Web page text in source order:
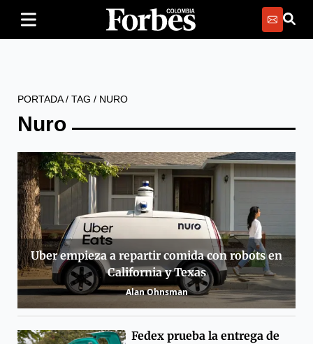
PORTADA/ TAG / NURO
Nuro
Uber empieza a repartir comida con robots en
California y Texas
Alan Ohnsman
Fedex prueba la entrega de